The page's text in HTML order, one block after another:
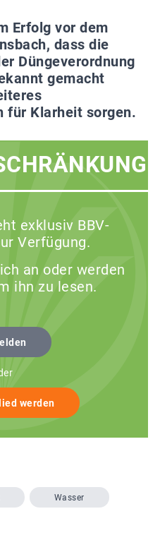
Erfolg vor dem
dass die
Düngeverordnung
gemacht
für Klarheit sorgen.
exklusiv BBV-
Verfügung.
an oder werden
ihn zu lesen.
werden
Wasser